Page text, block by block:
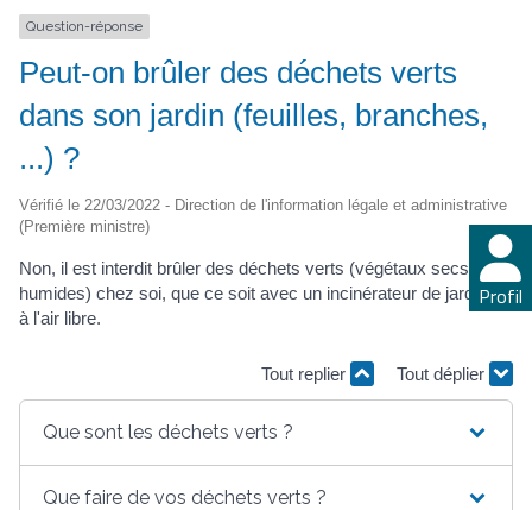
Profil
Question-réponse
Peut-on brûler des déchets verts
dans son jardin (feuilles, branches,
...) ?
Vérifié le 22/03/2022 - Direction de l'information légale et administrative
(Première ministre)
Non, il est interdit brûler des déchets verts (végétaux secs ou
humides) chez soi, que ce soit avec un incinérateur de jardin ou
à l'air libre.
Tout replier Tout déplier
Que sont les déchets verts ?
Que faire de vos déchets verts ?